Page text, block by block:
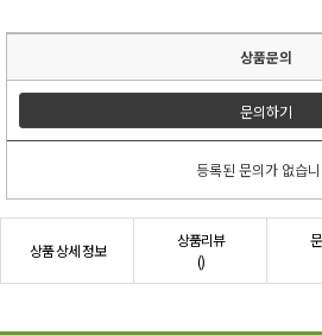
상품문의
문의하기
등록된 문의가 없습
상품 상세 정보
상품리뷰
()